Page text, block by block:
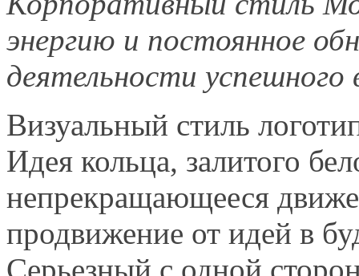
энергию и постоянное
деятельности успешного
Визуальный стиль
Идея кольца, залитого
непрекращающееся
продвижение от идей в
Серьезный с одной